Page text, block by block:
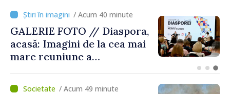
/ Acum 12 minute
Premierul Vasile Tofan, la
Forumul Diasporei: „Trebuie
să îmbunătățim viața
motoarele economiei”
/ Acum 49 minute